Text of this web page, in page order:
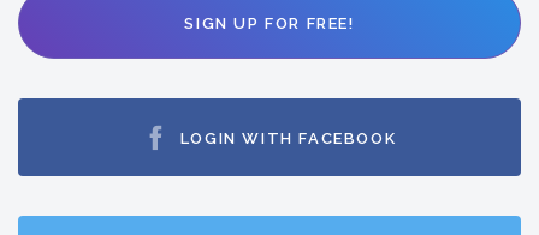
SIGN UP FOR FREE!
LOGIN WITH FACEBOOK